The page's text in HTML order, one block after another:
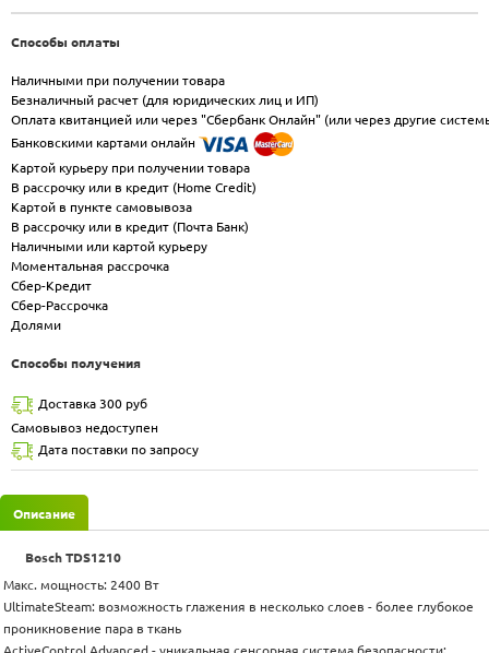
Способы оплаты
Наличными при получении товара
Безналичный расчет (для юридических лиц и ИП)
Оплата квитанцией или через "Сбербанк Онлайн" (или через другие
Банковскими картами онлайн
Картой курьеру при получении товара
В рассрочку или в кредит (Home Credit)
Картой в пункте самовывоза
В рассрочку или в кредит (Почта Банк)
Наличными или картой курьеру
Моментальная рассрочка
Сбер-Кредит
Сбер-Рассрочка
Долями
Способы получения
Доставка 300 руб
Самовывоз недоступен
Дата поставки по запросу
Описание
Bosch TDS1210
Макс. мощность: 2400 Вт
UltimateSteam: возможность глажения в несколько слоев - более глубокое
проникновение пара в ткань